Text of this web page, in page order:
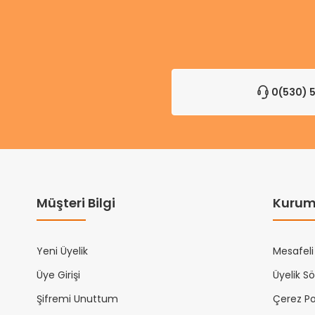
0(530)
Müşteri Bilgi
Yeni Üyelik
Üye Girişi
Şifremi Unuttum
Mesafeli
Üyelik
Çerez